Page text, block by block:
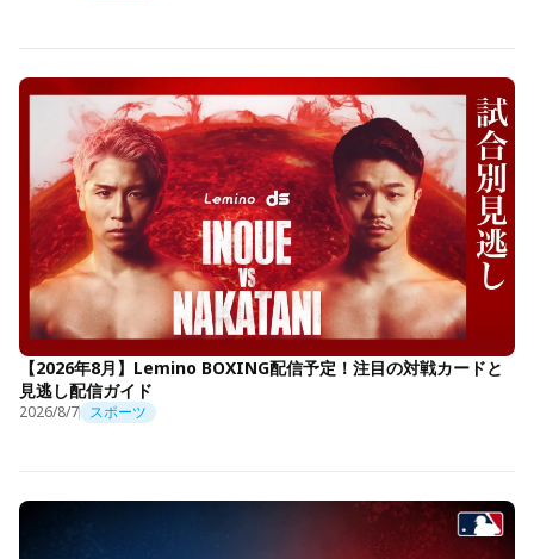
【2026年8月】Lemino BOXING配信予定！注目の対戦カードと
見逃し配信ガイド
2026/8/7 スポーツ